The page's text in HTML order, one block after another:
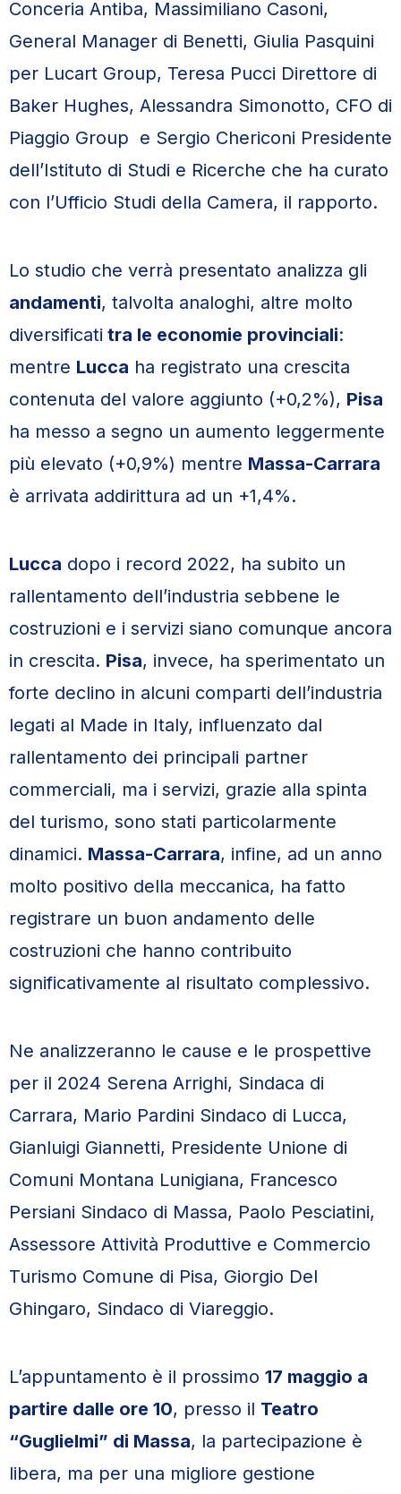
Conceria Antiba, Massimiliano Casoni,
General Manager di Benetti, Giulia Pasquini
per Lucart Group, Teresa Pucci Direttore di
Baker Hughes, Alessandra Simonotto, CFO di
Piaggio Group e Sergio Chericoni Presidente
dell’Istituto di Studi e Ricerche che ha curato
con l’Ufficio Studi della Camera, il rapporto.
Lo studio che verrà presentato analizza gli
andamenti, talvolta analoghi, altre molto
diversificati tra le economie provinciali:
mentre Lucca ha registrato una crescita
contenuta del valore aggiunto (+0,2%), Pisa
ha messo a segno un aumento leggermente
più elevato (+0,9%) mentre Massa-Carrara
è arrivata addirittura ad un +1,4%.
Lucca dopo i record 2022, ha subito un
rallentamento dell’industria sebbene le
costruzioni e i servizi siano comunque ancora
in crescita. Pisa, invece, ha sperimentato un
forte declino in alcuni comparti dell’industria
legati al Made in Italy, influenzato dal
rallentamento dei principali partner
commerciali, ma i servizi, grazie alla spinta
del turismo, sono stati particolarmente
dinamici. Massa-Carrara, infine, ad un anno
molto positivo della meccanica, ha fatto
registrare un buon andamento delle
costruzioni che hanno contribuito
significativamente al risultato complessivo.
Ne analizzeranno le cause e le prospettive
per il 2024 Serena Arrighi, Sindaca di
Carrara, Mario Pardini Sindaco di Lucca,
Gianluigi Giannetti, Presidente Unione di
Comuni Montana Lunigiana, Francesco
Persiani Sindaco di Massa, Paolo Pesciatini,
Assessore Attività Produttive e Commercio
Turismo Comune di Pisa, Giorgio Del
Ghingaro, Sindaco di Viareggio.
L’appuntamento è il prossimo 17 maggio a
partire dalle ore 10, presso il Teatro
“Guglielmi” di Massa, la partecipazione è
libera, ma per una migliore gestione